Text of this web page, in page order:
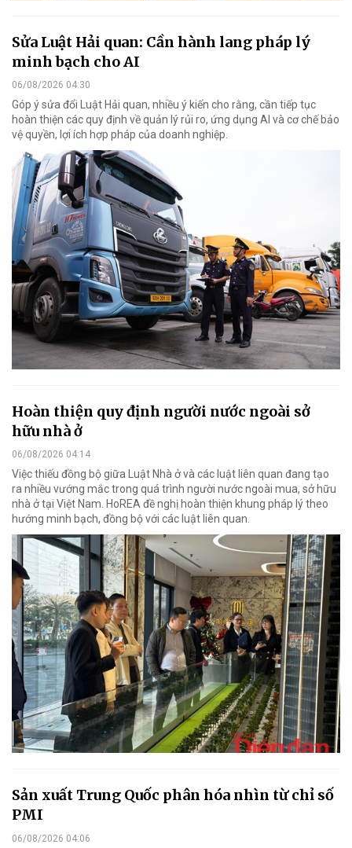
Sửa Luật Hải quan: Cần hành lang pháp lý
minh bạch cho AI
06/08/2026 04:30
Góp ý sửa đổi Luật Hải quan, nhiều ý kiến cho rằng, cần tiếp tục
hoàn thiện các quy định về quản lý rủi ro, ứng dụng AI và cơ chế bảo
vệ quyền, lợi ích hợp pháp của doanh nghiệp.
Hoàn thiện quy định người nước ngoài sở
hữu nhà ở
06/08/2026 04:14
Việc thiếu đồng bộ giữa Luật Nhà ở và các luật liên quan đang tạo
ra nhiều vướng mắc trong quá trình người nước ngoài mua, sở hữu
nhà ở tại Việt Nam. HoREA đề nghị hoàn thiện khung pháp lý theo
hướng minh bạch, đồng bộ với các luật liên quan.
Sản xuất Trung Quốc phân hóa nhìn từ chỉ số
PMI
06/08/2026 04:06